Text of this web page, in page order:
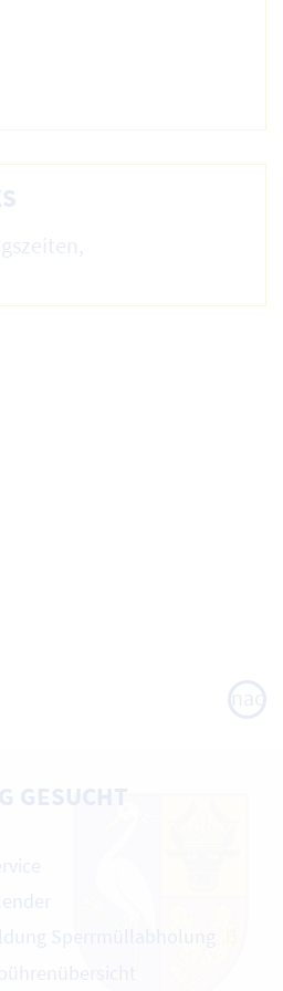
nach
oben
GESUCHT
Sperrmüllabholung